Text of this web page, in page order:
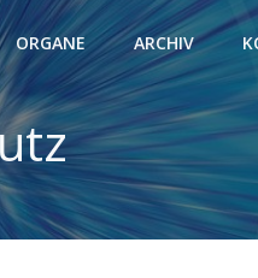
ORGANE ARCHIV